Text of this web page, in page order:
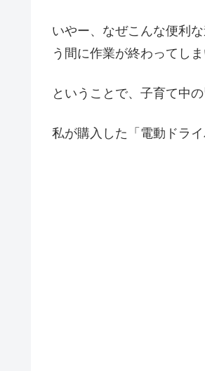
いやー、なぜこんな便利
う間に作業が終わってしま
ということで、子育て中
私が購入した「電動ドラ